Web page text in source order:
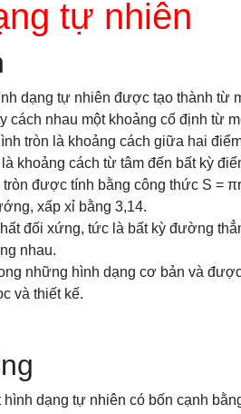
tự nhiên
dạng tự nhiên được tạo thành từ
cách nhau một khoảng cố định từ
tròn là khoảng cách giữa hai
khoảng cách từ tâm đến bất kỳ
được tính bằng công thức S =
xấp xỉ bằng 3,14.
đối xứng, tức là bất kỳ đường
nhau.
những hình dạng cơ bản và
và thiết kế.
hình dạng tự nhiên có bốn cạnh